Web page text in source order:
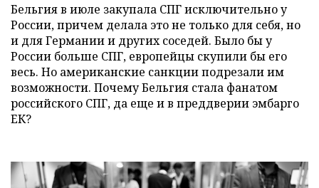
Бельгия в июле закупала СПГ исключительно у
России, причем делала это не только для себя, но
и для Германии и других соседей. Было бы у
России больше СПГ, европейцы скупили бы его
весь. Но американские санкции подрезали им
возможности. Почему Бельгия стала фанатом
российского СПГ, да еще и в преддверии эмбарго
ЕК?